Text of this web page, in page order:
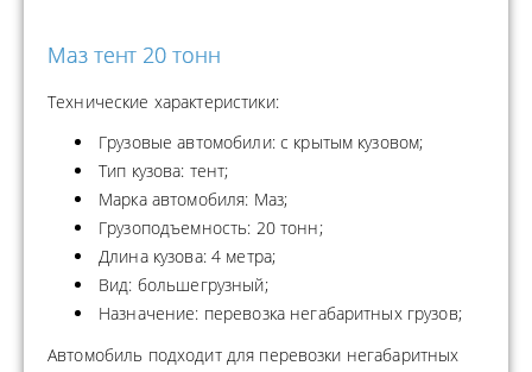
Маз тент 20 тонн
Технические характеристики:
Грузовые автомобили: с крытым кузовом;
Тип кузова: тент;
Марка автомобиля: Маз;
Грузоподъемность: 20 тонн;
Длина кузова: 4 метра;
Вид: большегрузный;
Назначение: перевозка негабаритных грузов;
Автомобиль подходит для перевозки негабаритных